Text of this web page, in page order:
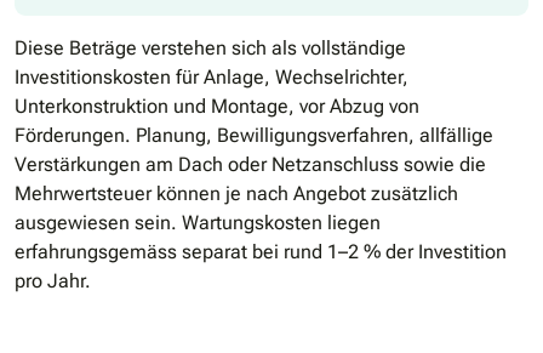
Diese Beträge verstehen sich als vollständige
Investitionskosten für Anlage, Wechselrichter,
Unterkonstruktion und Montage, vor Abzug von
Förderungen. Planung, Bewilligungsverfahren, allfällige
Verstärkungen am Dach oder Netzanschluss sowie die
Mehrwertsteuer können je nach Angebot zusätzlich
ausgewiesen sein. Wartungskosten liegen
erfahrungsgemäss separat bei rund 1–2 % der Investition
pro Jahr.